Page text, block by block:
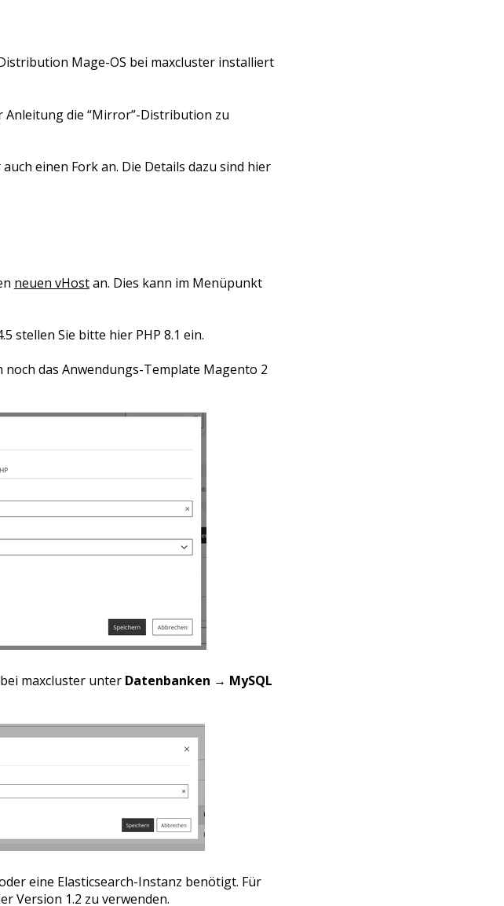
Mage-OS bei maxcluster installiert
Anleitung die “Mirror”-Distribution zu
einen Fork an. Die Details dazu sind hier
neuen vHostan. Dies kann im Menüpunkt
stellen Sie bitte hier PHP 8.1 ein.
noch das Anwendungs-Template Magento 2
maxcluster unter Datenbanken → MySQL
eine Elasticsearch-Instanz benötigt. Für
Version 1.2 zu verwenden.